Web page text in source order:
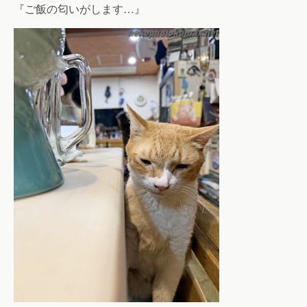
『ご飯の匂いがします…』